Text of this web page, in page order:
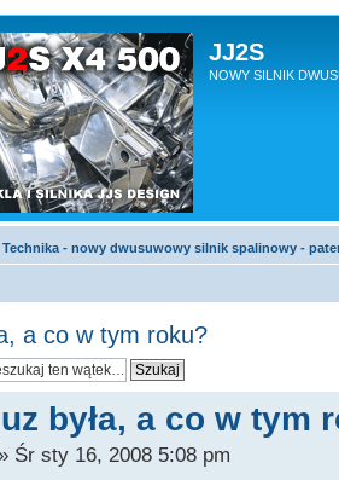
JJ2S
NOWY SILNIK
Technika - nowy dwusuwowy silnik spalinowy -
a co w tym roku?
była, a co w tym
Śr sty 16, 2008 5:08 pm